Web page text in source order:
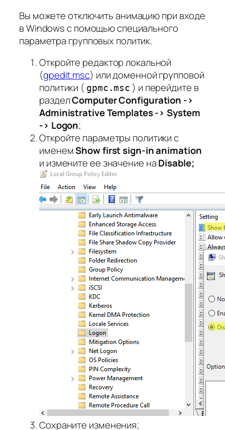
Вы можете отключить анимацию при входе
в Windows с помощью специального
параметра групповых политик.
Откройте редактор локальной
(gpedit.msc) или доменной групповой
политики ( gpmc.msc ) и перейдите в
разделComputer Configuration ->
Administrative Templates -> System
-> Logon;
Откройте параметры политики с
именемShow first sign-in animation
и измените ее значение наDisable;
Сохраните изменения;